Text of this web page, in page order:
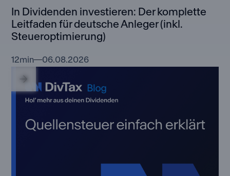
In Dividenden investieren: Der komplette
Leitfaden für deutsche Anleger (inkl.
Steueroptimierung)
12min 06.08.2026